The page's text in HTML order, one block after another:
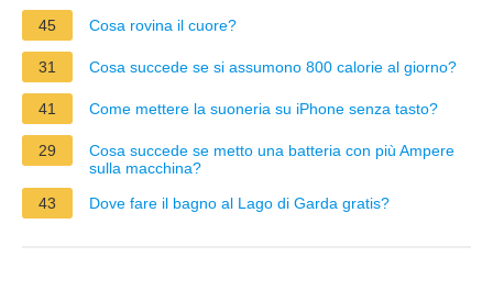
45 Cosa rovina il cuore?
31 Cosa succede se si assumono 800 calorie al giorno?
41 Come mettere la suoneria su iPhone senza tasto?
29
Cosa succede se metto una batteria con più Ampere
sulla macchina?
43
Dove fare il bagno al Lago di Garda gratis?